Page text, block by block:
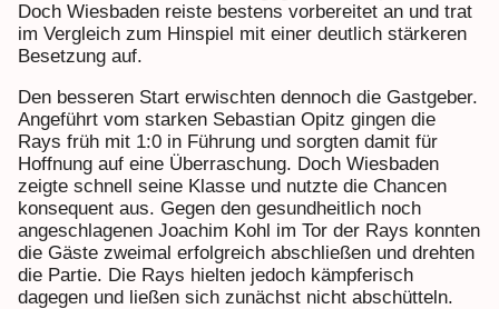
Doch Wiesbaden reiste bestens vorbereitet an und trat
im Vergleich zum Hinspiel mit einer deutlich stärkeren
Besetzung auf.
Den besseren Start erwischten dennoch die Gastgeber.
Angeführt vom starken Sebastian Opitz gingen die
Rays früh mit 1:0 in Führung und sorgten damit für
Hoffnung auf eine Überraschung. Doch Wiesbaden
zeigte schnell seine Klasse und nutzte die Chancen
konsequent aus. Gegen den gesundheitlich noch
angeschlagenen Joachim Kohl im Tor der Rays konnten
die Gäste zweimal erfolgreich abschließen und drehten
die Partie. Die Rays hielten jedoch kämpferisch
dagegen und ließen sich zunächst nicht abschütteln.